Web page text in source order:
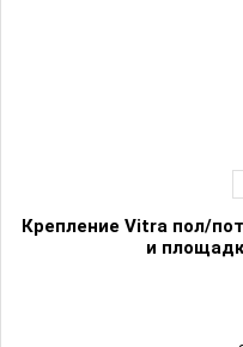
Крепление Vitra пол/
и